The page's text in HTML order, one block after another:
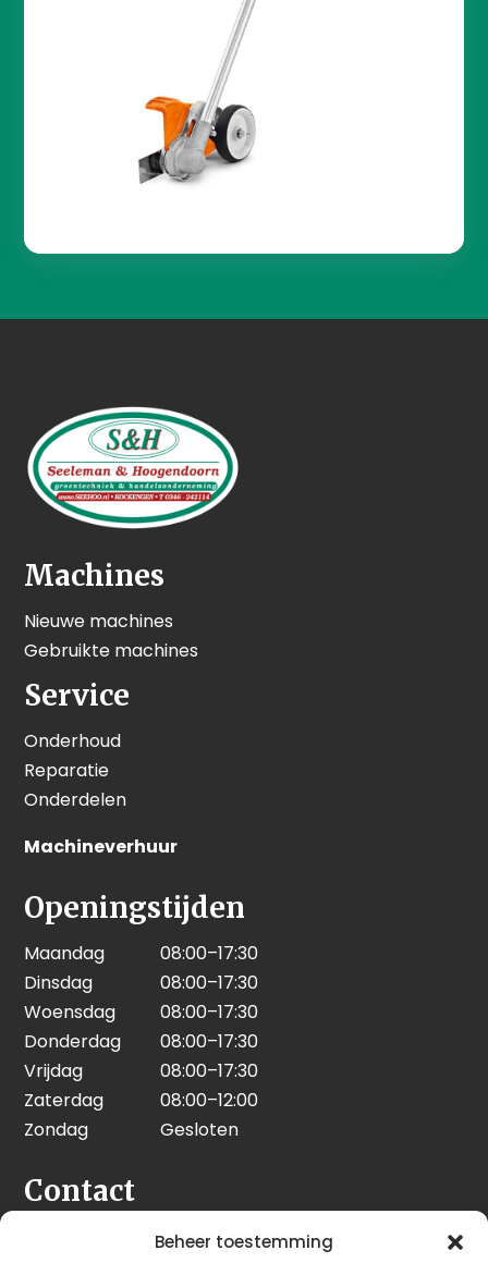
Beheer toestemming
Machines
Nieuwe machines
Gebruikte machines
Service
Onderhoud
Reparatie
Onderdelen
Machineverhuur
Openingstijden
Maandag
08:00–17:30
Dinsdag
08:00–17:30
Woensdag
08:00–17:30
Donderdag
08:00–17:30
Vrijdag
08:00–17:30
Zaterdag
08:00–12:00
Zondag
Gesloten
Contact
Seeleman & Hoogendoorn